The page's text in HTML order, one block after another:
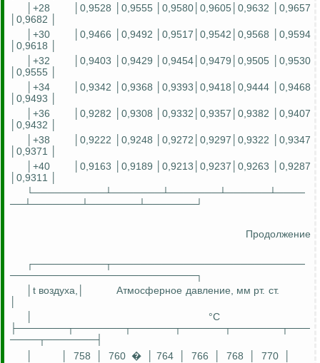
│+28
│0,9528 │0,9555 │0,9580│0,9605│0,9632 │0,9657
│0,9682 │
│+30
│0,9466 │0,9492 │0,9517│0,9542│0,9568 │0,9594
│0,9618 │
│+32
│0,9403 │0,9429 │0,9454│0,9479│0,9505 │0,9530
│0,9555 │
│+34
│0,9342 │0,9368 │0,9393│0,9418│0,9444 │0,9468
│0,9493 │
│+36
│0,9282 │0,9308 │0,9332│0,9357│0,9382 │0,9407
│0,9432 │
│+38
│0,9222 │0,9248 │0,9272│0,9297│0,9322 │0,9347
│0,9371 │
│+40
│0,9163 │0,9189 │0,9213│0,9237│0,9263 │0,9287
│0,9311 │
└──────────┴───────┴───────┴──────┴────
──┴───────┴───────┴───────┘
Продолжение
┌──────────┬───────────────────────────
──────────────────────────┐
│t воздуха,│
Атмосферное давление, мм рт. ст.
°C
├───────┬───────┬──────┬──────┬───────┬───
────┬───────┤
758 760 � │ 764 766 768 770